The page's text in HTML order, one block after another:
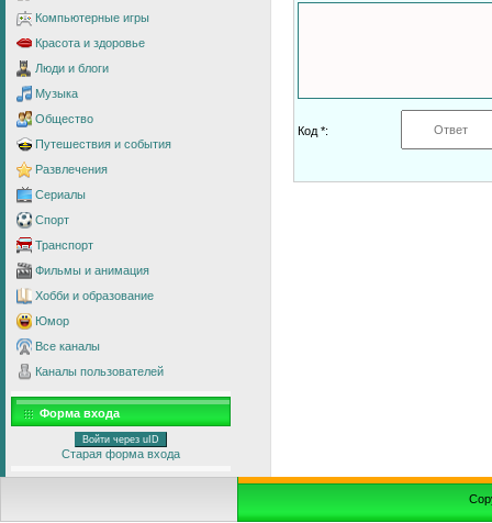
Компьютерные игры
Красота и здоровье
Люди и блоги
Музыка
Общество
Путешествия и события
Развлечения
Сериалы
Спорт
Транспорт
Фильмы и анимация
Хобби и образование
Юмор
Все каналы
Каналы пользователей
Форма входа
Войти через uID
Старая форма входа
Код *: